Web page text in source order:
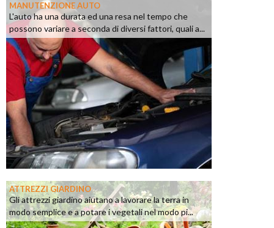
MANUTENZIONE AUTO
L'auto ha una durata ed una resa nel tempo che
possono variare a seconda di diversi fattori, quali a...
ATTREZZI GIARDINO
Gli attrezzi giardino aiutano a lavorare la terra in
modo semplice e a potare i vegetali nel modo pi...